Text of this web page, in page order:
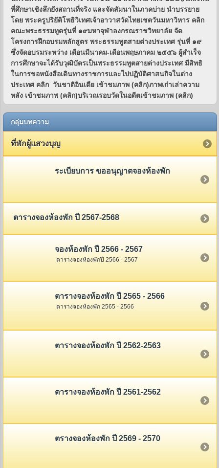
กลุ่มบทความ
ที่พักผู้แสวงบุญ
ระเบียบการ ขออนุญาตจองห้องพัก
ตารางจองห้องพัก ปี 2567-2568
จองห้องพัก ปี 2566 - 2567
ตารางจองห้องพักปี 2566 - 2567
ตารางจองห้องพัก ปี 2565 - 2566
ตารางจองห้องพัก 2565 - 2566
ตารางจองห้องพัก ปี 2562-2563
ตารางจองห้องพัก ปี 2561-2562
ตรางจองห้องพัก ปี 2569 - 2570